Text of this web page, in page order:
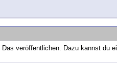
veröffentlichen. Dazu kannst du